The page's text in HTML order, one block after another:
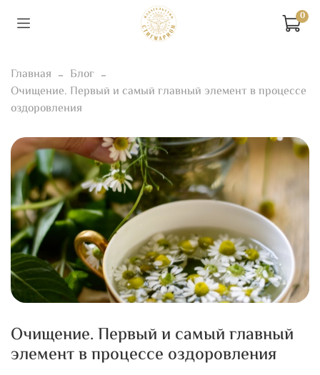
0
Главная
Блог
Очищение. Первый и самый главный элемент в процессе
оздоровления
Очищение. Первый и самый главный
элемент в процессе оздоровления